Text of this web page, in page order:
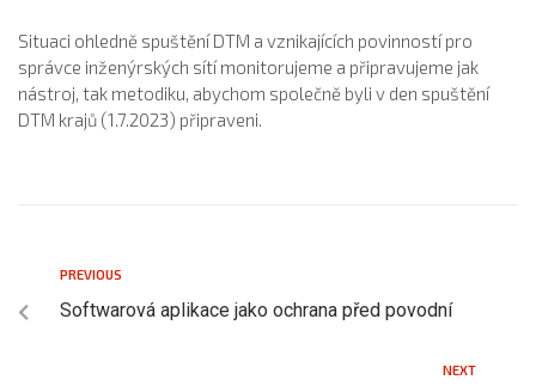
Situaci ohledně spuštění DTM a vznikajících povinností pro
správce inženýrských sítí monitorujeme a připravujeme jak
nástroj, tak metodiku, abychom společně byli v den spuštění
DTM krajů (1.7.2023) připraveni.
PREVIOUS
Softwarová aplikace jako ochrana před povodní
NEXT